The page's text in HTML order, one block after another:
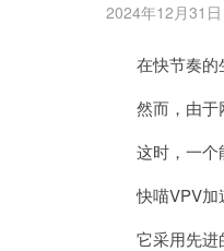
2024年12月31日
在快节奏的生
然而，由于网
这时，一个能
快喵VPV加
它采用先进的